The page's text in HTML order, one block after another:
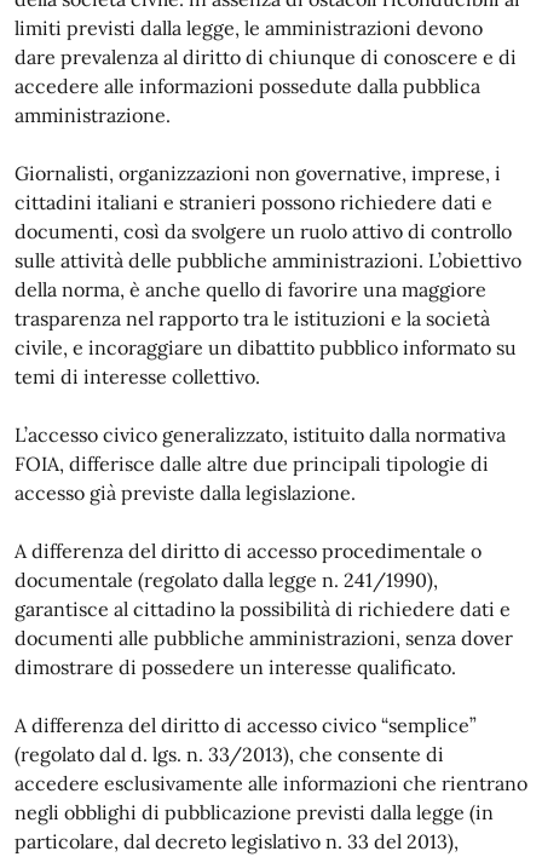
limiti previsti dalla legge, le amministrazioni devono
dare prevalenza al diritto di chiunque di conoscere e di
accedere alle informazioni possedute dalla pubblica
amministrazione.
Giornalisti, organizzazioni non governative, imprese, i
cittadini italiani e stranieri possono richiedere dati e
documenti, così da svolgere un ruolo attivo di controllo
sulle attività delle pubbliche amministrazioni. L’obiettivo
della norma, è anche quello di favorire una maggiore
trasparenza nel rapporto tra le istituzioni e la società
civile, e incoraggiare un dibattito pubblico informato su
temi di interesse collettivo.
L’accesso civico generalizzato, istituito dalla normativa
FOIA, differisce dalle altre due principali tipologie di
accesso già previste dalla legislazione.
A differenza del diritto di accesso procedimentale o
documentale (regolato dalla legge n. 241/1990),
garantisce al cittadino la possibilità di richiedere dati e
documenti alle pubbliche amministrazioni, senza dover
dimostrare di possedere un interesse qualificato.
A differenza del diritto di accesso civico “semplice”
(regolato dal d. lgs. n. 33/2013), che consente di
accedere esclusivamente alle informazioni che rientrano
negli obblighi di pubblicazione previsti dalla legge (in
particolare, dal decreto legislativo n. 33 del 2013),